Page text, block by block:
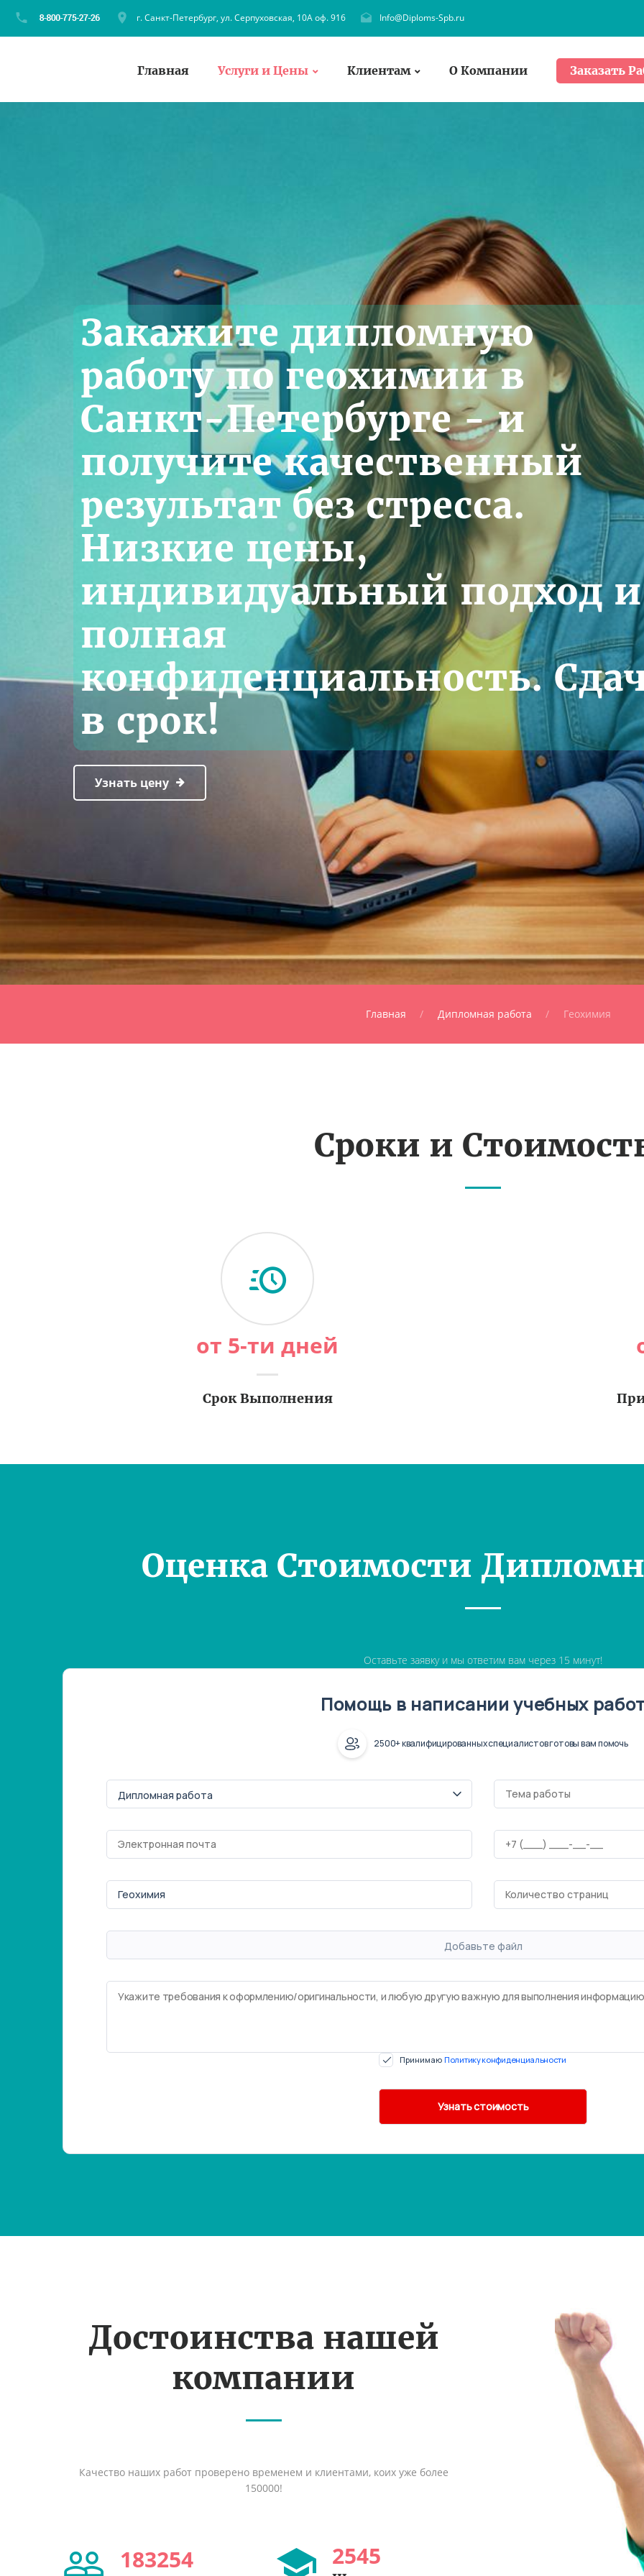
г. Санкт-Петербург, ул. Серпуховская, 10А оф. 916 Info@Diploms-Spb.ru
Главная Услуги и Цены Клиентам О Компании Заказать
Закажите дипломную
работу по геохимии в
Санкт-Петербурге - и
получите качественный
результат без стресса.
Низкие цены,
индивидуальный подход и
полная
конфиденциальность.
в срок!
Узнать цену
Главная Дипломная работа Геохимия
Сроки и
от 5-ти дней
Срок Выполнения
Оценка Стоимости
Оставьте заявку и мы ответим вам через 15 минут!
Помощь в написании учебных
2500+ квалифицированных специалистов готовы вам помочь
Добавьте файл
Принимаю Политику конфиденциальности
Достоинства нашей
компании
Качество наших работ проверено временем и клиентами, коих уже более
150000!
183254 2545